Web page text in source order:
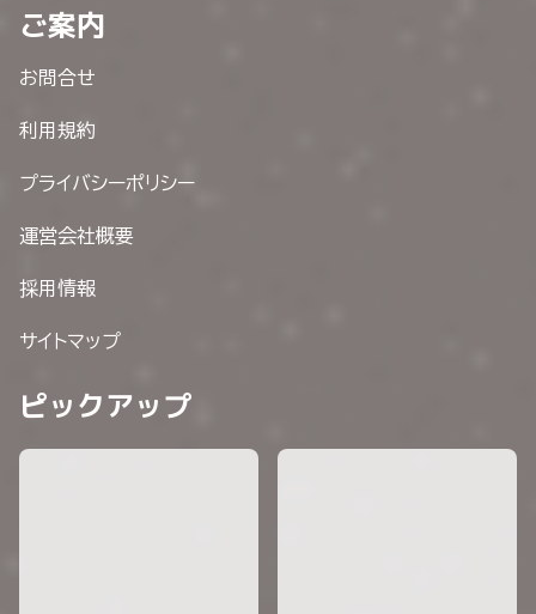
ご案内
お問合せ
利用規約
プライバシーポリシー
運営会社概要
採用情報
サイトマップ
ピックアップ